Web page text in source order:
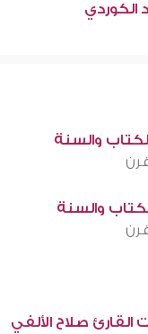
الكوردي
والسنة
والسنة
القارئ صلاح الألفي